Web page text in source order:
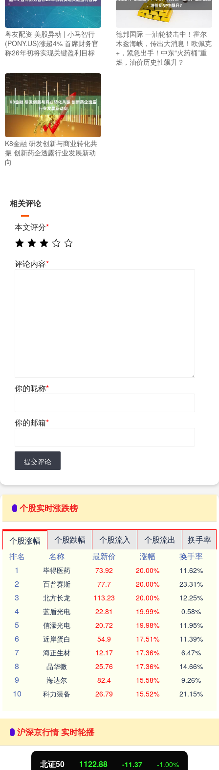
粤友配资 美股异动 | 小马智行
(PONY.US)涨超4% 首席财务官
称26年初将实现关键盈利目标
德邦国际 一油轮被击中！霍尔
木兹海峡，传出大消息！欧佩克
+，紧急出手！中东“火药桶”重
燃，油价历史性飙升？
K8金融 研发创新与商业转化共
振 创新药企透露行业发展新动
向
相关评论
本文评分*
评论内容*
你的昵称*
你的邮箱*
提交评论
个股实时涨跌榜
个股涨幅 个股跌幅 个股流入 个股流出
换手率
排名
名称 最新价 涨幅
换手率
1
毕得医药 73.92 20.00% 11.62%
2 百普赛斯 77.7 20.00% 23.31%
3 北方长龙 113.23 20.00% 12.25%
4 蓝盾光电 22.81 19.99% 0.58%
5 信濠光电 20.72 19.98% 11.95%
6 近岸蛋白 54.9 17.51% 11.39%
7 海正生材 12.17 17.36% 6.47%
8 晶华微 25.76 17.36% 14.66%
9 海达尔 82.4 15.58% 9.26%
10 科力装备 26.79 15.52% 21.15%
沪深京行情 实时轮播
北证50 1122.88 -11.37 -1.00%